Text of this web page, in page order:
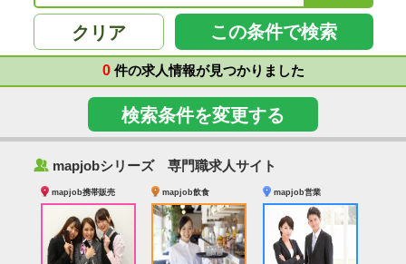
福島県その他(41)
クリア この条件で検索
0件の求人情報が見つかりました
検索条件を変更する
‰ mapjobシリーズ 専門職求人サイト
mapjob携帯販売 mapjob飲食 mapjob営業